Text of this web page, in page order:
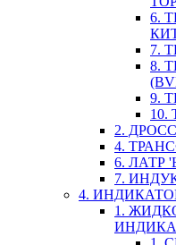
6.
7.
8.
9.
2.
4.
6. ЛАТР
7.
4.
1.